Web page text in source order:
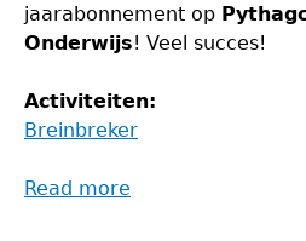
jaarabonnement op
Onderwijs! Veel succes!
Activiteiten:
Breinbreker
Read more